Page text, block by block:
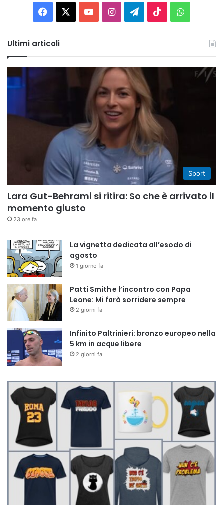
Facebook You InstagramTelegram
TikTok
Ultimi articoli
Sport
Lara Gut-Behrami si ritira: So che è arrivato il
momento giusto
23 ore fa
La vignetta dedicata all’esodo di
agosto
1 giorno fa
Patti Smith e l’incontro con Papa
Leone: Mi farà sorridere sempre
2 giorni fa
Infinito Paltrinieri: bronzo europeo nella
5 km in acque libere
2 giorni fa